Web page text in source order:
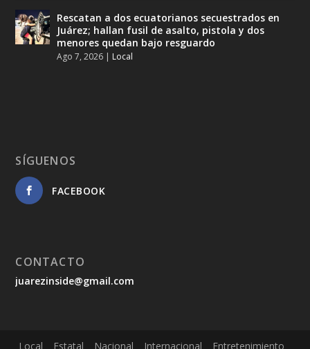
Rescatan a dos ecuatorianos secuestrados en
Juárez; hallan fusil de asalto, pistola y dos
menores quedan bajo resguardo
Ago 7, 2026 | Local
SÍGUENOS
FACEBOOK
CONTACTO
juarezinside@gmail.com
Local Estatal Nacional Internacional Entretenimiento